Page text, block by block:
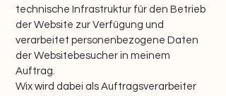
technische Infrastruktur für den Betrieb
der Website zur Verfügung und
verarbeitet personenbezogene Daten
der Websitebesucher in meinem
Auftrag.
Wix wird dabei als Auftragsverarbeiter